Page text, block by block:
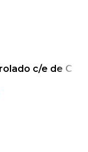
c/e de C